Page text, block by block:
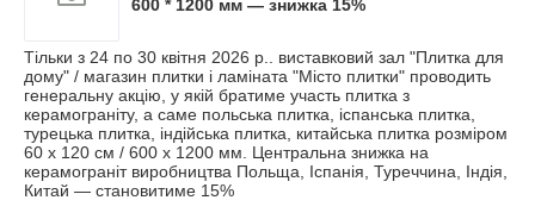
600 * 1200 мм — знижка 15%
Тільки з 24 по 30 квітня 2026 р.. виставковий зал "Плитка для
дому" / магазин плитки і ламіната "Місто плитки" проводить
генеральну акцію, у якій братиме участь плитка з
керамограніту, а саме польська плитка, іспанська плитка,
турецька плитка, індійська плитка, китайська плитка розміром
60 х 120 см / 600 х 1200 мм. Центральна знижка на
керамограніт виробництва Польща, Іспанія, Туреччина, Індія,
Китай — становитиме 15%